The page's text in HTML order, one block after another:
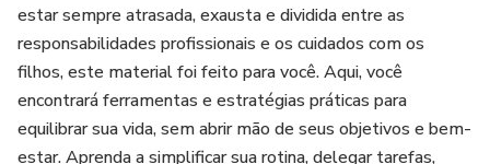
estar sempre atrasada, exausta e dividida entre as
responsabilidades profissionais e os cuidados com os
filhos, este material foi feito para você. Aqui, você
encontrará ferramentas e estratégias práticas para
equilibrar sua vida, sem abrir mão de seus objetivos e bem-
estar. Aprenda a simplificar sua rotina, delegar tarefas,